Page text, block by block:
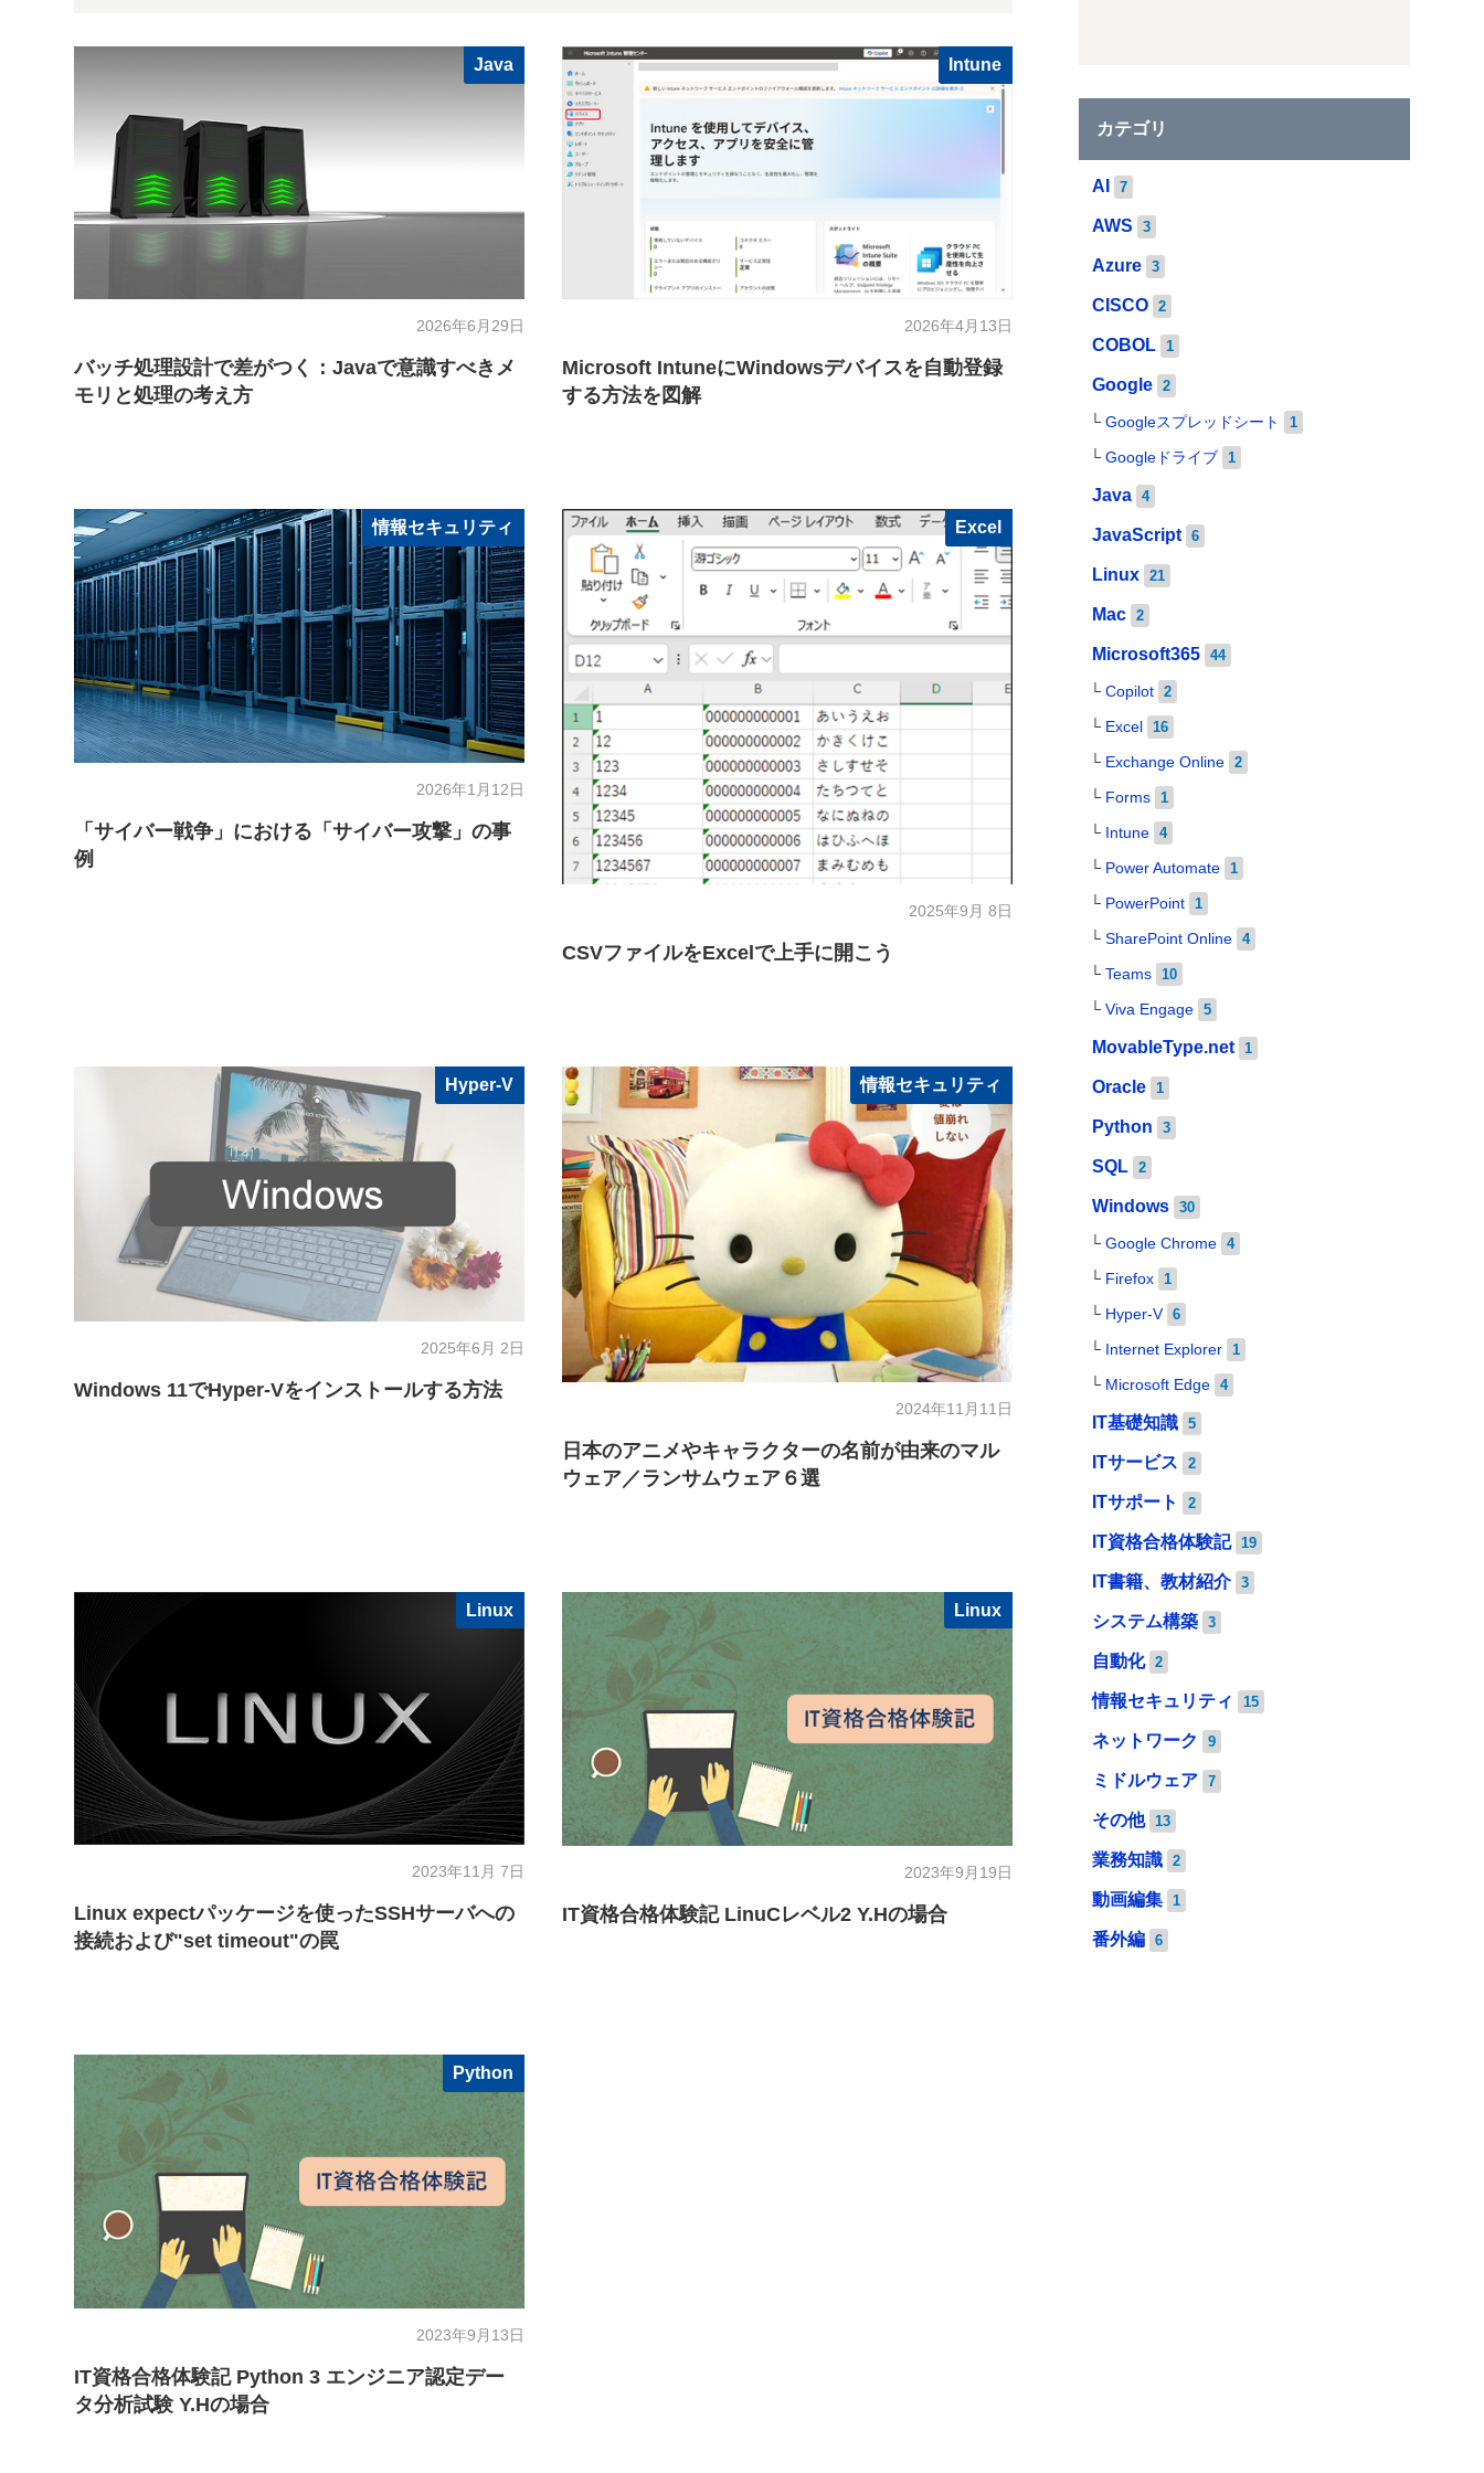
Java
2026年6月29日
バッチ処理設計で差がつく：Javaで意識すべきメ
モリと処理の考え方
Intune
2026年4月13日
Microsoft IntuneにWindowsデバイスを自動登録
する方法を図解
情報セキュリティ
2026年1月12日
「サイバー戦争」における「サイバー攻撃」の事
例
Excel
2025年9月 8日
CSVファイルをExcelで上手に開こう
Hyper-V
2025年6月 2日
Windows 11でHyper-Vをインストールする方法
情報セキュリティ
2024年11月11日
日本のアニメやキャラクターの名前が由来のマル
ウェア／ランサムウェア６選
Linux
2023年11月 7日
Linux expectパッケージを使ったSSHサーバへの
接続および"set timeout"の罠
Linux
2023年9月19日
IT資格合格体験記 LinuCレベル2 Y.Hの場合
Python
2023年9月13日
IT資格合格体験記 Python 3 エンジニア認定デー
タ分析試験 Y.Hの場合
カテゴリ
AI 7
AWS 3
Azure 3
CISCO 2
COBOL 1
Google 2
Googleスプレッドシート 1
Googleドライブ 1
Java 4
JavaScript 6
Linux 21
Mac 2
Microsoft365 44
Copilot 2
Excel 16
Exchange Online 2
Forms 1
Intune 4
Power Automate 1
PowerPoint 1
SharePoint Online 4
Teams 10
Viva Engage 5
MovableType.net 1
Oracle 1
Python 3
SQL 2
Windows 30
Google Chrome 4
Firefox 1
Hyper-V 6
Internet Explorer 1
Microsoft Edge 4
IT基礎知識 5
ITサービス 2
ITサポート 2
IT資格合格体験記 19
IT書籍、教材紹介 3
システム構築 3
自動化 2
情報セキュリティ 15
ネットワーク 9
ミドルウェア 7
その他 13
業務知識 2
動画編集 1
番外編 6